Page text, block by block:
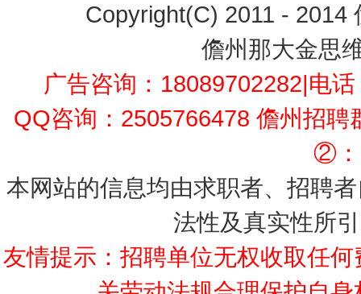
Copyright(C) 2011 - 2014
儋州那大金思
广告咨询：18089702282|电
QQ咨询：2505766478 儋州招
②：
本网站的信息均由求职者、招聘
法性及真实性所
友情提示：招聘单位无权收取任